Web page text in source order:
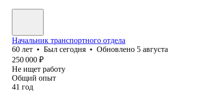
Начальник транспортного отдела
60 лет • Был сегодня • Обновлено 5 августа
250 000 ₽
Не ищет работу
Общий опыт
41 год